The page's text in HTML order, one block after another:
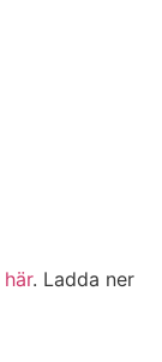
här. Ladda ner